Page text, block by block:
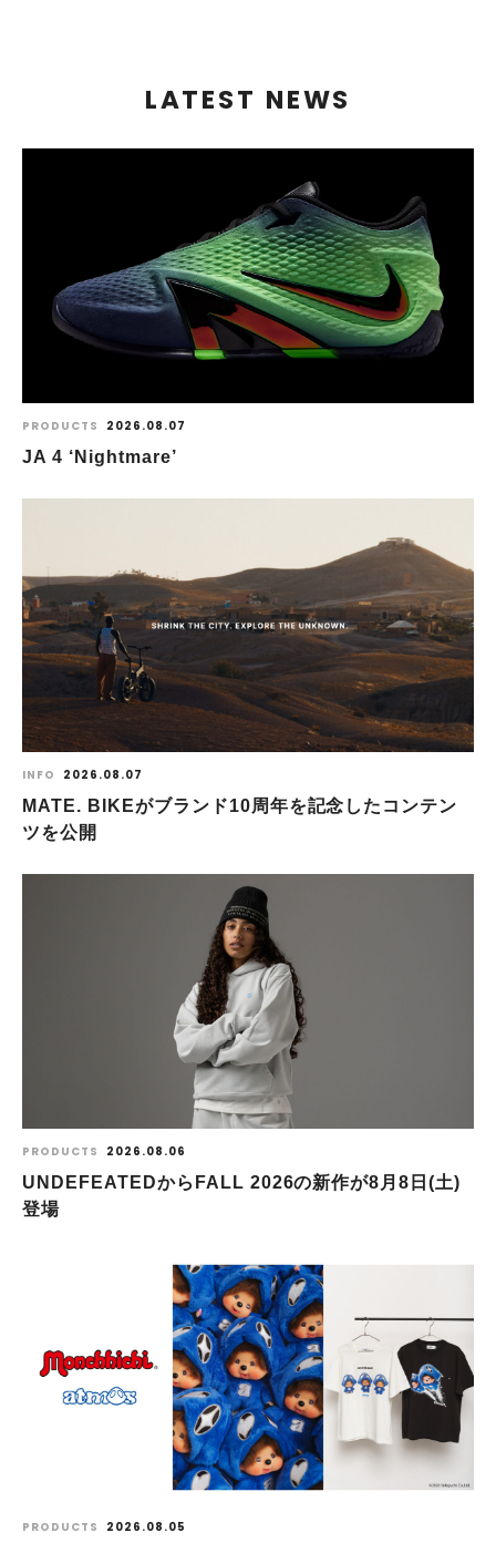
LATEST NEWS
PRODUCTS 2026.08.07
JA 4 ‘Nightmare’
INFO 2026.08.07
MATE. BIKEがブランド10周年を記念したコンテン
ツを公開
PRODUCTS 2026.08.06
UNDEFEATEDからFALL 2026の新作が8⽉8⽇(⼟)
登場
PRODUCTS 2026.08.05